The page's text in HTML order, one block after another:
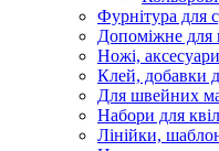
Фурнітура для
Допоміжне для
Ножі,
Клей, добавки
Для швейних
Набори для
Лінійки,